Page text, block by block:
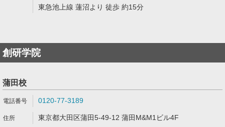
東急池上線 蓮沼より 徒歩 約15分
創研学院
蒲田校
0120-77-3189
東京都大田区蒲田5-49-12 蒲田M&M1ビル4F